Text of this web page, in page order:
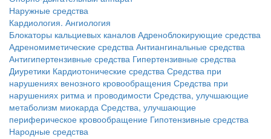
Наружные средства
Кардиология. Ангиология
Блокаторы кальциевых каналов Адреноблокирующие средства
Адреномиметические средства Антиангинальные средства
Антигипертензивные средства Гипертензивные средства
Диуретики Кардиотонические средства Средства при
нарушениях венозного кровообращения Средства при
нарушениях ритма и проводимости Средства, улучшающие
метаболизм миокарда Средства, улучшающие
периферическое кровообращение Гипотензивные средства
Народные средства